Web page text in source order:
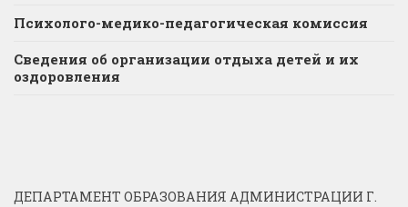
Психолого-медико-педагогическая комиссия
Сведения об организации отдыха детей и их
оздоровления
ДЕПАРТАМЕНТ ОБРАЗОВАНИЯ АДМИНИСТРАЦИИ Г.